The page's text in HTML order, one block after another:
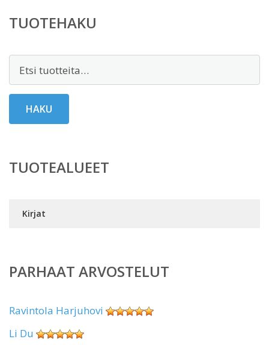
TUOTEHAKU
HAKU
TUOTEALUEET
Kirjat
PARHAAT ARVOSTELUT
Ravintola Harjuhovi
Li Du